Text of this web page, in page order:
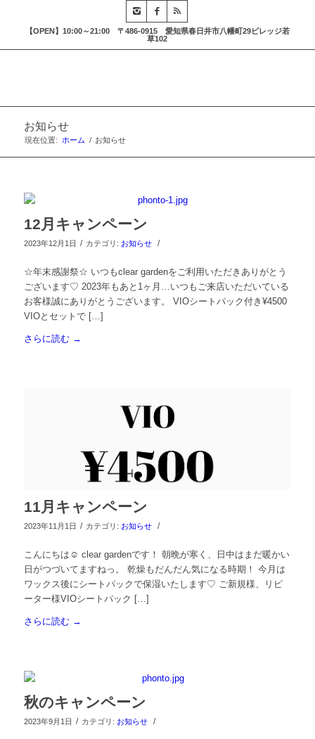
【OPEN】10:00～21:00 〒486-0915 愛知県春日井市八幡町29ビレッジ若
草102
お知らせ
現在位置: ホーム / お知らせ
12月キャンペーン
2023年12月1日 / カテゴリ: お知らせ /
☆年末感謝祭☆ いつもclear gardenをご利用いただきありがとう
ございます♡ 2023年もあと1ヶ月…いつもご来店いただいている
お客様誠にありがとうございます。 VIOシートパック付き¥4500
VIOとセットで […]
さらに読む→
11月キャンペーン
2023年11月1日 / カテゴリ: お知らせ /
こんにちは☺︎ clear gardenです！ 朝晩が寒く、日中はまだ暖かい
日がつづいてますねっ。 乾燥もだんだん気になる時期！ 今月は
ワックス後にシートパックで保湿いたします♡ ご新規様、リピ
ーター様VIOシートパック […]
さらに読む→
秋のキャンペーン
2023年9月1日 / カテゴリ: お知らせ /